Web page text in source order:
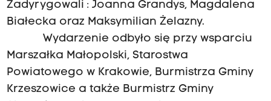
Zadyrygowali : Joanna Grandys, Magdalena
Białecka oraz Maksymilian Żelazny.
Wydarzenie odbyło się przy wsparciu
Marszałka Małopolski, Starostwa
Powiatowego w Krakowie, Burmistrza Gminy
Krzeszowice a także Burmistrz Gminy